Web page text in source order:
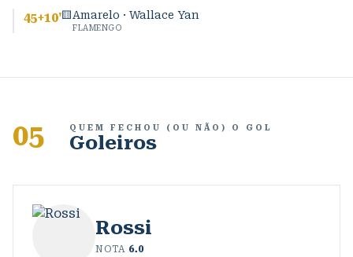
45+10'🟨Amarelo · Wallace Yan
FLAMENGO
05 QUEM FECHOU (OU NÃO) O GOL
Goleiros
Rossi
NOTA 6.0